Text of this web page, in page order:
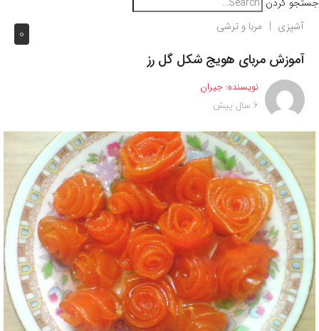
0 آشپزی مربا و ترشی
آموزش مربای هویج شکل گل رز
نویسنده: جیران
6 سال پیش